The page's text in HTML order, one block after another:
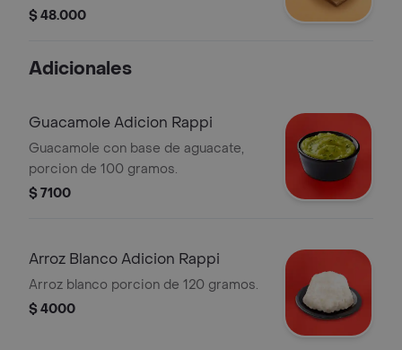
$ 48.000
Adicionales
Guacamole Adicion Rappi
Guacamole con base de aguacate,
porcion de 100 gramos.
$ 7100
Arroz Blanco Adicion Rappi
Arroz blanco porcion de 120 gramos.
$ 4000